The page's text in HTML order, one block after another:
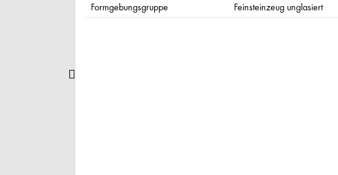
Formgebungsgruppe
Feinsteinzeug unglasiert